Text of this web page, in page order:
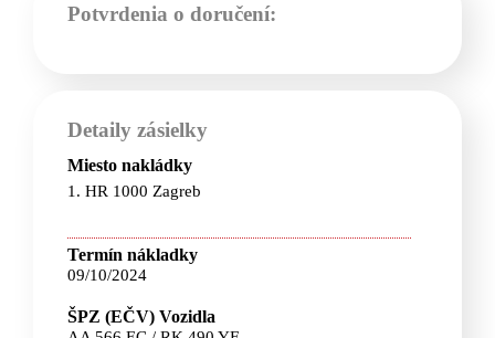
Potvrdenia o doručení:
Detaily zásielky
Miesto nakládky
1. HR 1000 Zagreb
Termín nákladky
09/10/2024
ŠPZ (EČV) Vozidla